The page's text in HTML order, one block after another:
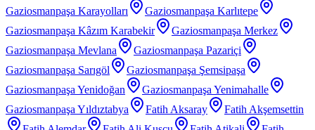
Gaziosmanpaşa Karayolları
Gaziosmanpaşa Karlıtepe
Gaziosmanpaşa Kâzım Karabekir
Gaziosmanpaşa Merkez
Gaziosmanpaşa Mevlana
Gaziosmanpaşa Pazariçi
Gaziosmanpaşa Sarıgöl
Gaziosmanpaşa Şemsipaşa
Gaziosmanpaşa Yenidoğan
Gaziosmanpaşa Yenimahalle
Gaziosmanpaşa Yıldıztabya
Fatih Aksaray
Fatih Akşemsettin